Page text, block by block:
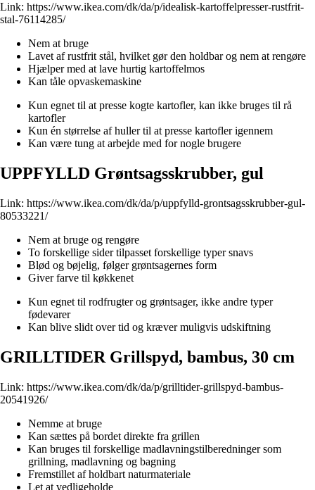
Link: https://www.ikea.com/dk/da/p/idealisk-kartoffelpresser-rustfrit-
stal-76114285/
Nem at bruge
Lavet af rustfrit stål, hvilket gør den holdbar og nem at rengøre
Hjælper med at lave hurtig kartoffelmos
Kan tåle opvaskemaskine
Kun egnet til at presse kogte kartofler, kan ikke bruges til rå
kartofler
Kun én størrelse af huller til at presse kartofler igennem
Kan være tung at arbejde med for nogle brugere
UPPFYLLD Grøntsagsskrubber, gul
Link: https://www.ikea.com/dk/da/p/uppfylld-grontsagsskrubber-gul-
80533221/
Nem at bruge og rengøre
To forskellige sider tilpasset forskellige typer snavs
Blød og bøjelig, følger grøntsagernes form
Giver farve til køkkenet
Kun egnet til rodfrugter og grøntsager, ikke andre typer
fødevarer
Kan blive slidt over tid og kræver muligvis udskiftning
GRILLTIDER Grillspyd, bambus, 30 cm
Link: https://www.ikea.com/dk/da/p/grilltider-grillspyd-bambus-
20541926/
Nemme at bruge
Kan sættes på bordet direkte fra grillen
Kan bruges til forskellige madlavningstilberedninger som
grillning, madlavning og bagning
Fremstillet af holdbart naturmateriale
Let at vedligeholde